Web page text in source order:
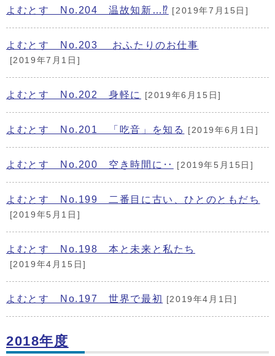
よむとす No.204 温故知新…⁉ [2019年7月15日]
よむとす No.203 おふたりのお仕事
[2019年7月1日]
よむとす No.202 身軽に [2019年6月15日]
よむとす No.201 「吃音」を知る [2019年6月1日]
よむとす No.200 空き時間に‥ [2019年5月15日]
よむとす No.199 二番目に古い、ひとのともだち
[2019年5月1日]
よむとす No.198 本と未来と私たち
[2019年4月15日]
よむとす No.197 世界で最初 [2019年4月1日]
2018年度